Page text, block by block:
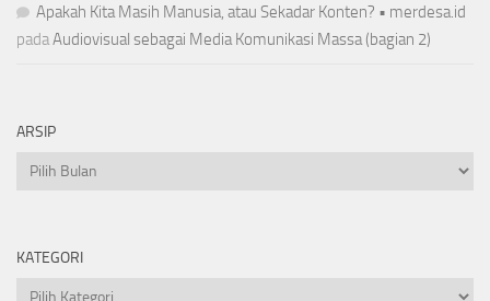
Apakah Kita Masih Manusia, atau Sekadar Konten? • merdesa.id
padaAudiovisual sebagai Media Komunikasi Massa (bagian 2)
ARSIP
Arsip
KATEGORI
Kategori